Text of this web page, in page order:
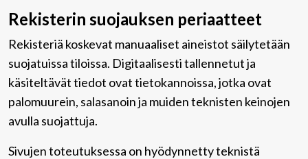
Rekisterin suojauksen periaatteet
Rekisteriä koskevat manuaaliset aineistot säilytetään
suojatuissa tiloissa. Digitaalisesti tallennetut ja
käsiteltävät tiedot ovat tietokannoissa, jotka ovat
palomuurein, salasanoin ja muiden teknisten keinojen
avulla suojattuja.
Sivujen toteutuksessa on hyödynnetty teknistä